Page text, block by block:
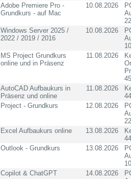
Adobe Premiere Pro -
Grundkurs - auf Mac
10.08.2026
Windows Server 2025 /
2022 / 2019 / 2016
10.08.2026
MS Project Grundkurs
online und in Präsenz
11.08.2026
AutoCAD Aufbaukurs in
Präsenz und online
11.08.2026
Project - Grundkurs
12.08.2026
Excel Aufbaukurs online
13.08.2026
Outlook - Grundkurs
13.08.2026
Copilot & ChatGPT
14.08.2026